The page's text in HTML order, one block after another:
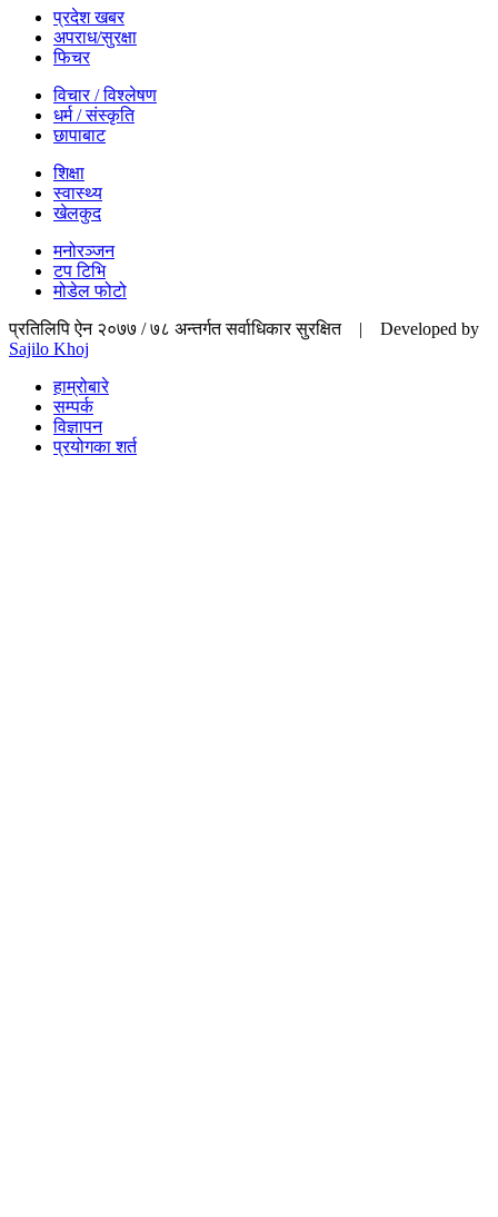
प्रदेश खबर
अपराध/सुरक्षा
फिचर
विचार / विश्लेषण
धर्म / संस्कृति
छापाबाट
शिक्षा
स्वास्थ्य
खेलकुद
मनोरञ्जन
टप टिभि
मोडेल फोटो
प्रतिलिपि ऐन २०७७ / ७८ अन्तर्गत सर्वाधिकार सुरक्षित | Developed by
Sajilo Khoj
हाम्रोबारे
सम्पर्क
विज्ञापन
प्रयोगका शर्त